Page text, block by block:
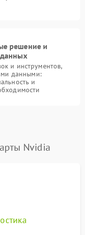
решение и
и инструментов,
данными:
и
Nvidia